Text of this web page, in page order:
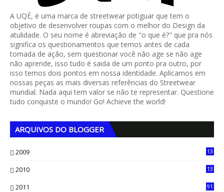
A UQÉ, é uma marca de streetwear potiguar que tem o
objetivo de desenvolver roupas com o melhor do Design da
atulidade. O seu nome é abreviação de "o que é?" que pra nós
significa os questionamentos que temos antes de cada
tomada de ação, sem questionar você não age se não age
não aprende, isso tudo é saida de um ponto pra outro, por
isso temos dois pontos em nossa identidade. Aplicamos em
nossas peças as mais diversas referências do Streetwear
mundial. Nada aqui tem valor se não te representar. Questione
tudo conquiste o mundo! Go! Achieve the world!
ARQUIVOS DO BLOGGER
2009
13
2010
13
2011 91